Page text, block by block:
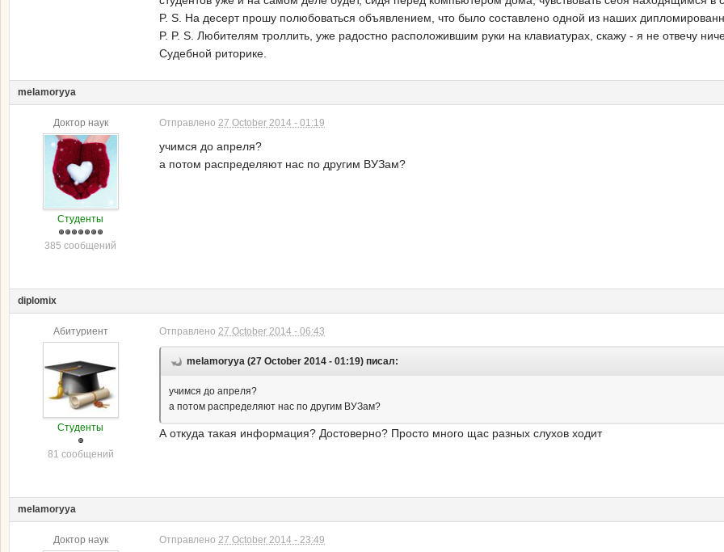
P. S. На десерт прошу полюбоваться объявлением, что было составлено одной из наших
P. P. S. Любителям троллить, уже радостно расположившим руки на клавиатурах, скажу - я не отвечу
Судебной риторике.
melamoryya
Доктор наук
Студенты
385 сообщений
Отправлено 27 October 2014 - 01:19
учимся до апреля?
а потом распределяют нас по другим ВУЗам?
diplomix
Абитуриент
Студенты
81 сообщений
Отправлено 27 October 2014 - 06:43
melamoryya (27 October 2014 - 01:19) писал:
учимся до апреля?
а потом распределяют нас по другим ВУЗам?
А откуда такая информация? Достоверно? Просто много щас разных слухов ходит
melamoryya
Доктор наук Отправлено 27 October 2014 - 23:49